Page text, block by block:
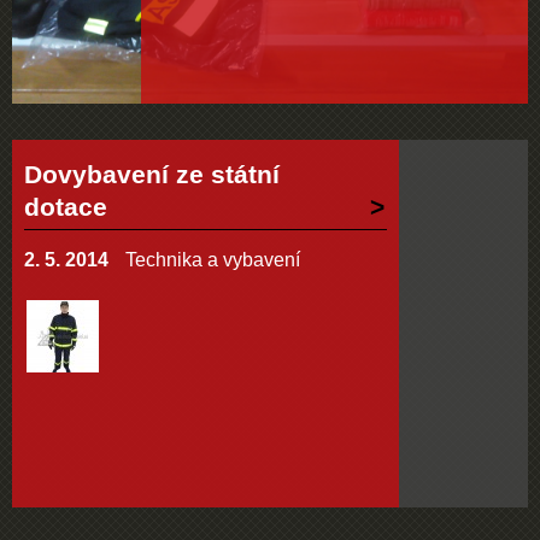
Dovybavení ze státní
dotace
2. 5. 2014 Technika a vybavení